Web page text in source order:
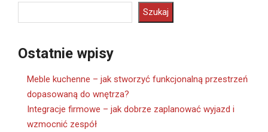
Szukaj
Ostatnie wpisy
Meble kuchenne – jak stworzyć funkcjonalną przestrzeń
dopasowaną do wnętrza?
Integracje firmowe – jak dobrze zaplanować wyjazd i
wzmocnić zespół